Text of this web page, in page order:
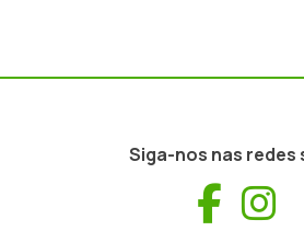
Siga-nos nas redes